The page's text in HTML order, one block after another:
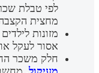
לפי טבלת
מחצית
מזונות
אסור לעקל
חלק משכר